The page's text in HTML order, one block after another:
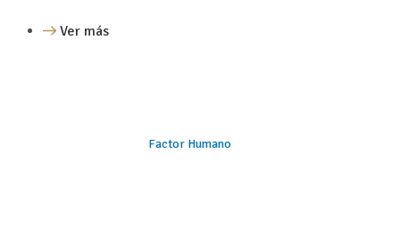
Ver más
Factor Humano